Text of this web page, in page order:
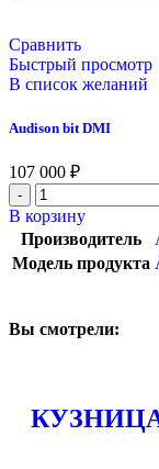
Сравнить
Быстрый просмотр
В список желаний
Audison bit DMI
107 000 ₽
В корзину
Производитель
Модель продукта
Вы смотрели: